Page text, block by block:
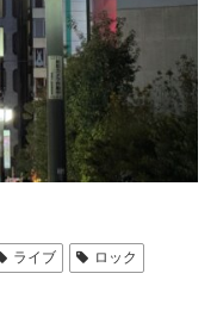
ライブ
ロック